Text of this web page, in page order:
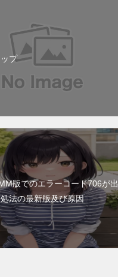
プ
版でのエラーコード706が出
法の最新版及び原因